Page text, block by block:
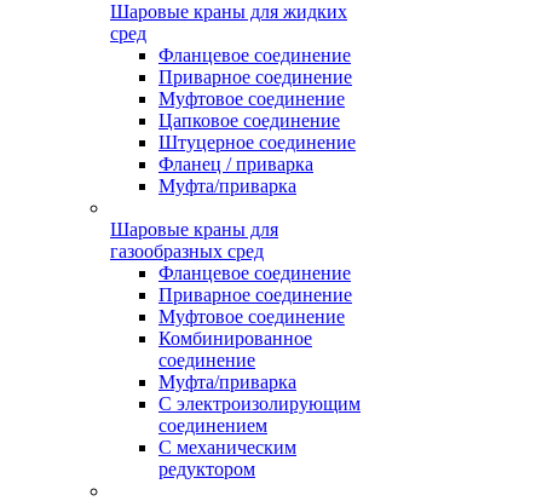
Шаровые краны для жидких
сред
Фланцевое соединение
Приварное соединение
Муфтовое соединение
Цапковое соединение
Штуцерное соединение
Фланец / приварка
Муфта/приварка
Шаровые краны для
газообразных сред
Фланцевое соединение
Приварное соединение
Муфтовое соединение
Комбинированное
соединение
Муфта/приварка
С электроизолирующим
соединением
С механическим
редуктором